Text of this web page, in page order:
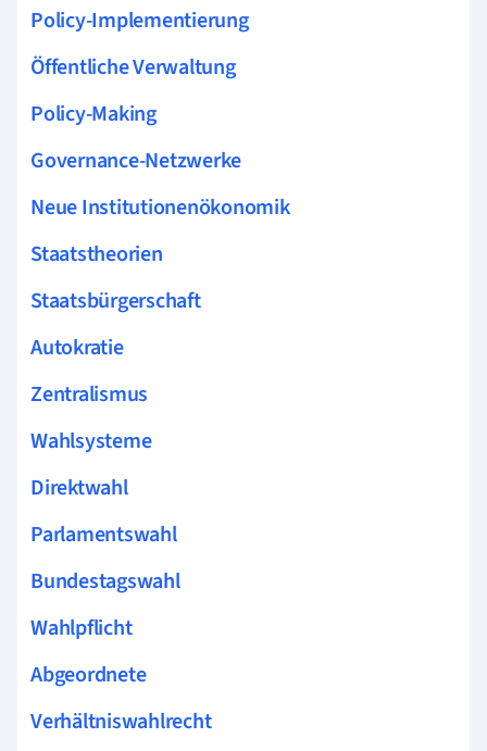
Policy-Implementierung
Öffentliche Verwaltung
Policy-Making
Governance-Netzwerke
Neue Institutionenökonomik
Staatstheorien
Staatsbürgerschaft
Autokratie
Zentralismus
Wahlsysteme
Direktwahl
Parlamentswahl
Bundestagswahl
Wahlpflicht
Abgeordnete
Verhältniswahlrecht